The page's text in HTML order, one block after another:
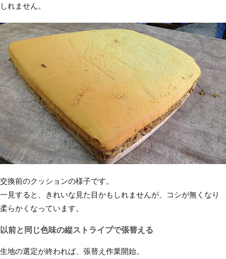
しれません。
交換前のクッションの様子です。
一見すると、きれいな見た目かもしれませんが、コシが無くなり
柔らかくなっています。
以前と同じ色味の縦ストライプで張替える
生地の選定が終われば、張替え作業開始。